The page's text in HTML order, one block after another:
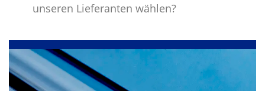
unseren Lieferanten wählen?